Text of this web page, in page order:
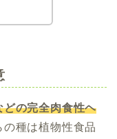
の完全肉食性ヘ
の種は植物性食品